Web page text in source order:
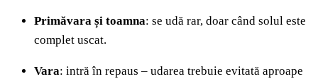
Primăvara și toamna: se udă rar, doar când solul este
complet uscat.
Vara: intră în repaus – udarea trebuie evitată aproape